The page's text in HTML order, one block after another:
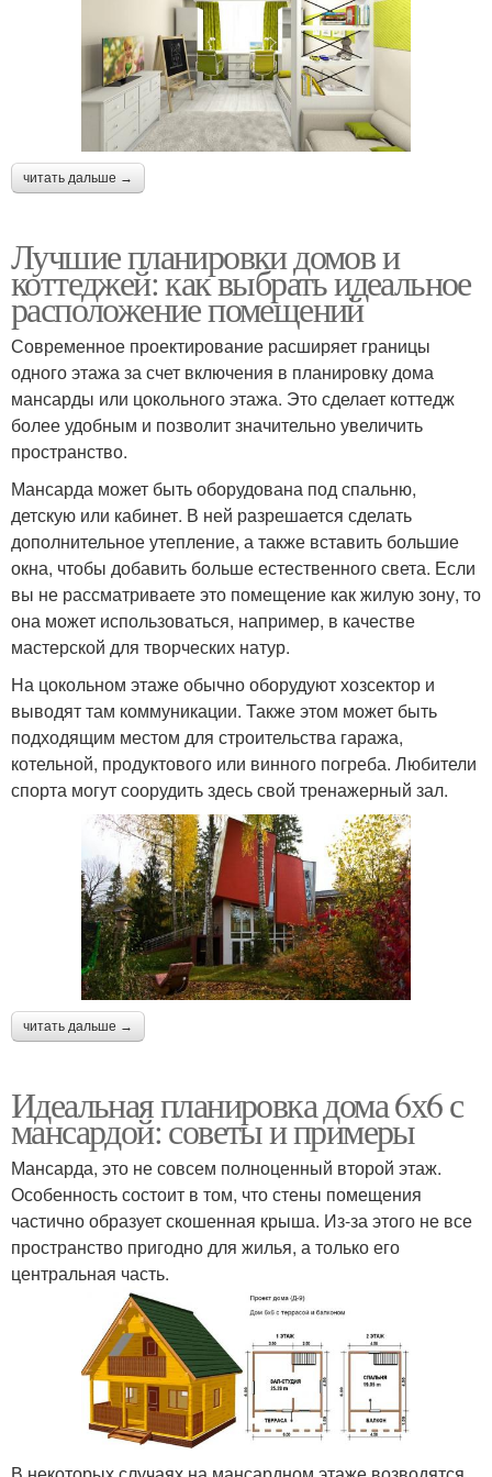
читать дальше →
Лучшие планировки домов и
коттеджей: как выбрать идеальное
расположение помещений
Современное проектирование расширяет границы
одного этажа за счет включения в планировку дома
мансарды или цокольного этажа. Это сделает коттедж
более удобным и позволит значительно увеличить
пространство.
Мансарда может быть оборудована под спальню,
детскую или кабинет. В ней разрешается сделать
дополнительное утепление, а также вставить большие
окна, чтобы добавить больше естественного света. Если
вы не рассматриваете это помещение как жилую зону, то
она может использоваться, например, в качестве
мастерской для творческих натур.
На цокольном этаже обычно оборудуют хозсектор и
выводят там коммуникации. Также этом может быть
подходящим местом для строительства гаража,
котельной, продуктового или винного погреба. Любители
спорта могут соорудить здесь свой тренажерный зал.
читать дальше →
Идеальная планировка дома 6х6 с
мансардой: советы и примеры
Мансарда, это не совсем полноценный второй этаж.
Особенность состоит в том, что стены помещения
частично образует скошенная крыша. Из-за этого не все
пространство пригодно для жилья, а только его
центральная часть.